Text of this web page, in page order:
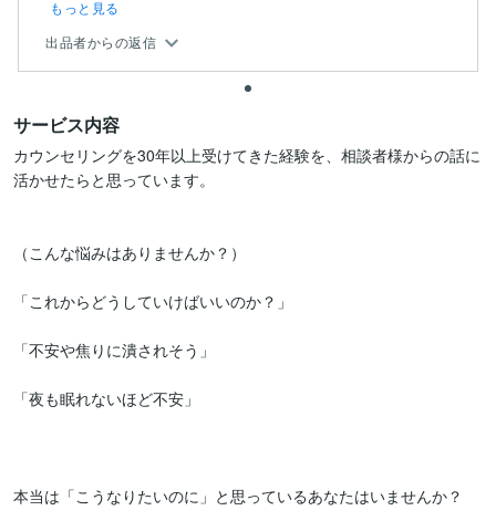
もっと見る
出品者からの返信
サービス内容
カウンセリングを30年以上受けてきた経験を、相談者様からの話に
活かせたらと思っています。
（こんな悩みはありませんか？）
「これからどうしていけばいいのか？」
「不安や焦りに潰されそう」
「夜も眠れないほど不安」
本当は「こうなりたいのに」と思っているあなたはいませんか？